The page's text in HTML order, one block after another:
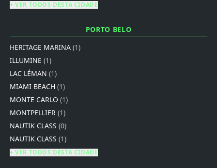
+ VER TODOS DESTA CIDADE
PORTO BELO
HERITAGE MARINA (1)
ILLUMINE (1)
LAC LÉMAN (1)
MIAMI BEACH (1)
MONTE CARLO (1)
MONTPELLIER (1)
NAUTIK CLASS (0)
NAUTIK CLASS (1)
+ VER TODOS DESTA CIDADE